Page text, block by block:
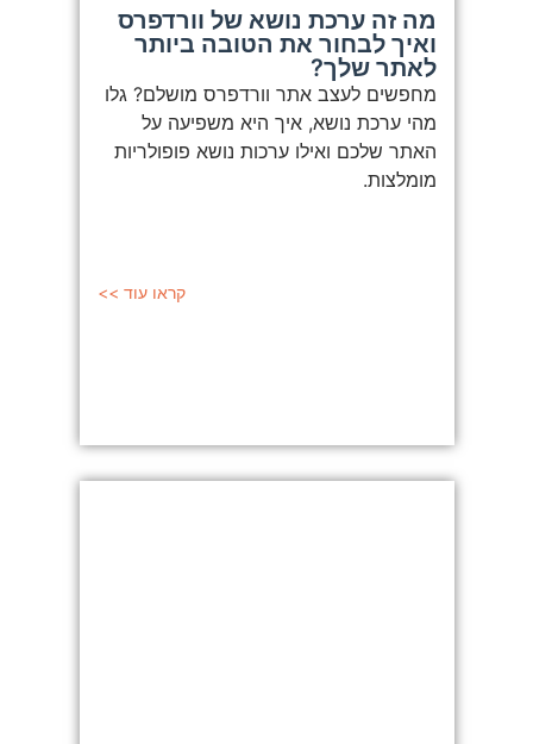
מה זה ערכת נושא של וורדפרס
ואיך לבחור את הטובה ביותר
לאתר שלך?
מחפשים לעצב אתר וורדפרס מושלם? גלו
מהי ערכת נושא, איך היא משפיעה על
האתר שלכם ואילו ערכות נושא פופולריות
מומלצות.
קראו עוד >>